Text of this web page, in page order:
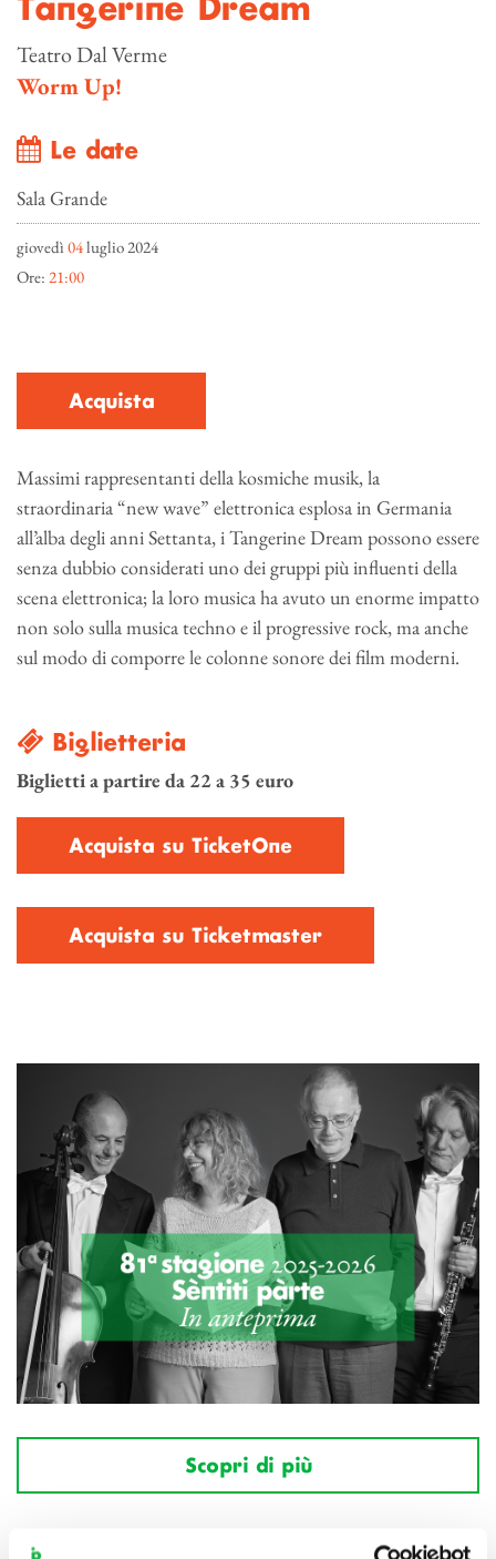
Tangerine Dream
Teatro Dal Verme
Worm Up!
Le date
Sala Grande
giovedì 04luglio 2024
Ore: 21:00
Acquista
Massimi rappresentanti della kosmiche musik, la
straordinaria “new wave” elettronica esplosa in Germania
all’alba degli anni Settanta, i Tangerine Dream possono essere
senza dubbio considerati uno dei gruppi più influenti della
scena elettronica; la loro musica ha avuto un enorme impatto
non solo sulla musica techno e il progressive rock, ma anche
sul modo di comporre le colonne sonore dei film moderni.
Biglietteria
Biglietti a partire da 22 a 35 euro
Acquista su TicketOne
Acquista su Ticketmaster
Scopri di più